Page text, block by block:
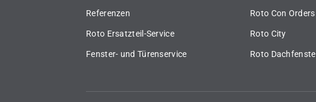
Referenzen
Roto Ersatzteil-Service
Fenster- und Türenservice
Roto Con Orders
Roto City
Roto